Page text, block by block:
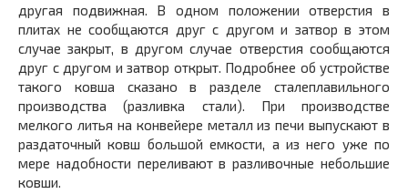
другая подвижная. В одном положении отверстия в
плитах не сообщаются друг с другом и затвор в этом
случае закрыт, в другом случае отверстия сообщаются
друг с другом и затвор открыт. Подробнее об устройстве
такого ковша сказано в разделе сталеплавильного
производства (разливка стали). При производстве
мелкого литья на конвейере металл из печи выпускают в
раздаточный ковш большой емкости, а из него уже по
мере надобности переливают в разливочные небольшие
ковши.